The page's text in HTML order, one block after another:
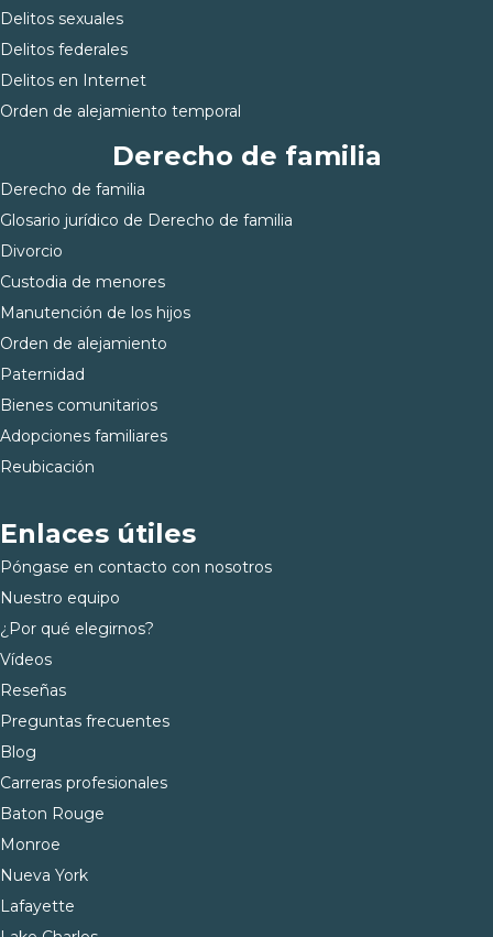
Delitos sexuales
Delitos federales
Delitos en Internet
Orden de alejamiento temporal
Derecho de familia
Derecho de familia
Glosario jurídico de Derecho de familia
Divorcio
Custodia de menores
Manutención de los hijos
Orden de alejamiento
Paternidad
Bienes comunitarios
Adopciones familiares
Reubicación
Enlaces útiles
Póngase en contacto con nosotros
Nuestro equipo
¿Por qué elegirnos?
Vídeos
Reseñas
Preguntas frecuentes
Blog
Carreras profesionales
Baton Rouge
Monroe
Nueva York
Lafayette